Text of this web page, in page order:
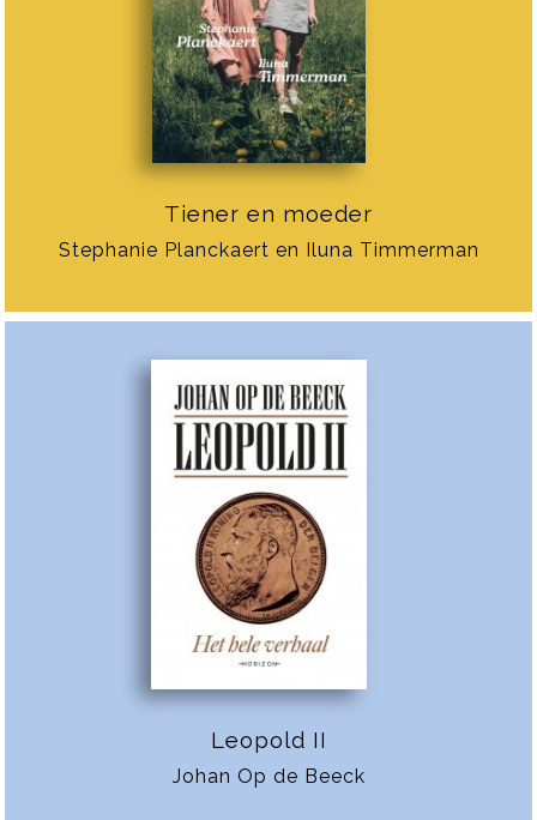
Tiener en moeder
Stephanie Planckaert en Iluna Timmerman
Leopold II
Johan Op de Beeck